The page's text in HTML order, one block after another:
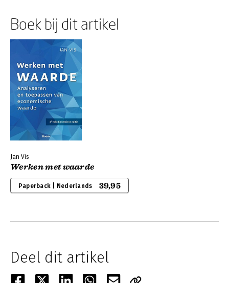
Boek bij dit artikel
Jan Vis
Werken met waarde
Paperback | Nederlands 39,95
Deel dit artikel